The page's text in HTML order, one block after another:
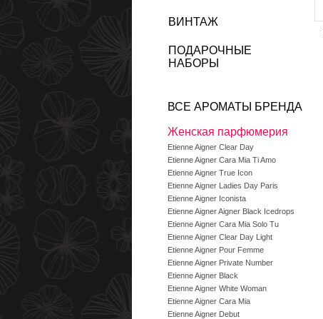
ВИНТАЖ
ПОДАРОЧНЫЕ
НАБОРЫ
ВСЕ АРОМАТЫ БРЕНДА
Женская парфюмерия
Etienne Aigner Clear Day
Etienne Aigner Cara Mia Ti Amo
Etienne Aigner True Icon
Etienne Aigner Ladies Day Paris
Etienne Aigner Iconista
Etienne Aigner Aigner Black Icedrops
Etienne Aigner Cara Mia Solo Tu
Etienne Aigner Clear Day Light
Etienne Aigner Pour Femme
Etienne Aigner Private Number
Etienne Aigner Black
Etienne Aigner White Woman
Etienne Aigner Cara Mia
Etienne Aigner Debut